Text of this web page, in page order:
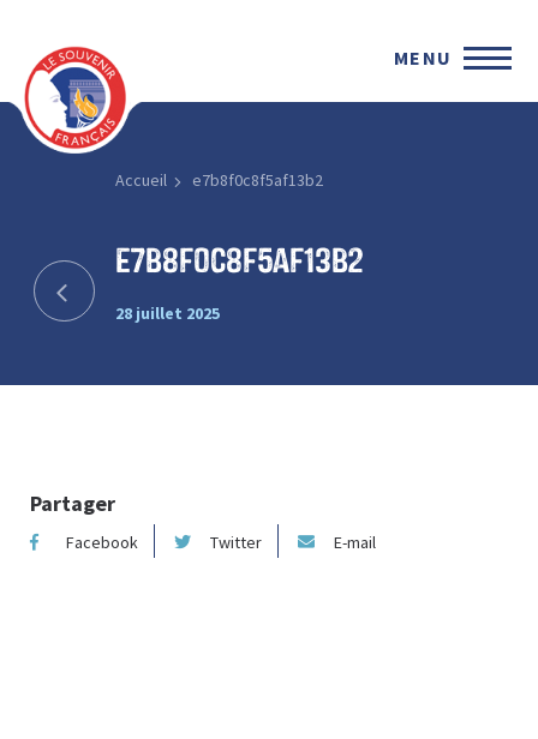
MENU
Accueil e7b8f0c8f5af13b2
e7b8f0c8f5af13b2
28 juillet 2025
Partager
Facebook Twitter E-mail